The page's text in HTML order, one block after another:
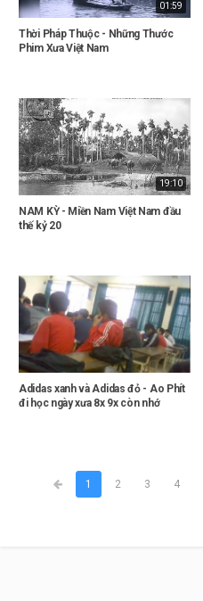
01:59
Thời Pháp Thuộc - Những Thước
Phim Xưa Việt Nam
19:10
NAM KỲ - Miền Nam Việt Nam đầu
thế kỷ 20
Adidas xanh và Adidas đỏ - Ao Phít
đi học ngày xưa 8x 9x còn nhớ
1 2 3 4